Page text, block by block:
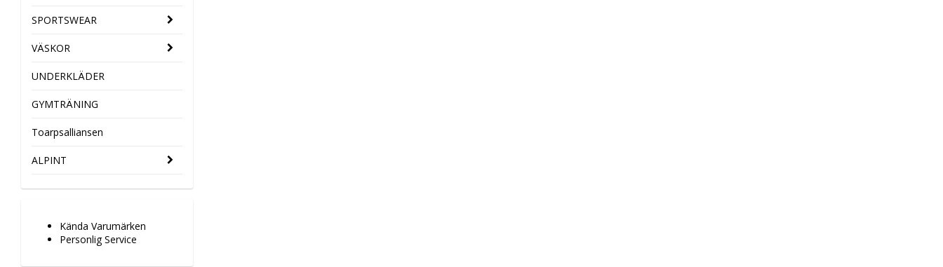
SPORTSWEAR
VÄSKOR
UNDERKLÄDER
GYMTRÄNING
Toarpsalliansen
ALPINT
Kända Varumärken
Personlig Service